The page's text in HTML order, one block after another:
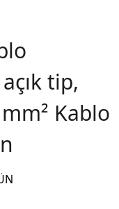
tip,
mm² Kablo